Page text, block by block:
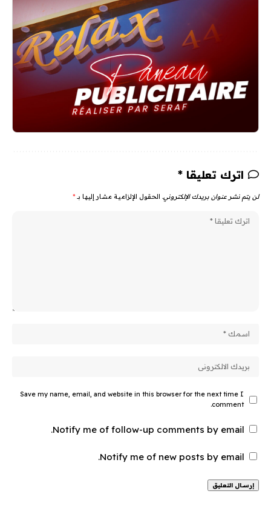
اترك تعليقا *
لن يتم نشر عنوان بريدك الإلكتروني. الحقول الإلزامية مشار إليها بـ *
Save my name, email, and website in this browser for the next time I
comment.
Notify me of follow-up comments by email.
Notify me of new posts by email.